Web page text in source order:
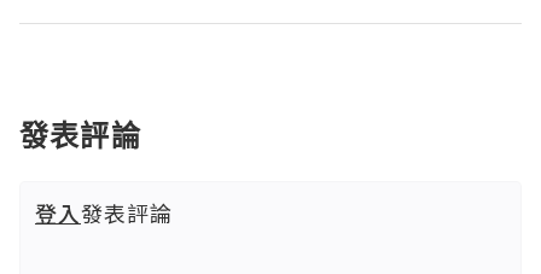
發表評論
登入發表評論